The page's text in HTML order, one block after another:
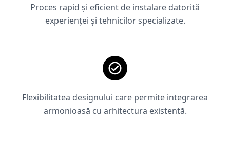
Proces rapid și eficient de instalare datorită
experienței și tehnicilor specializate.
Flexibilitatea designului care permite integrarea
armonioasă cu arhitectura existentă.